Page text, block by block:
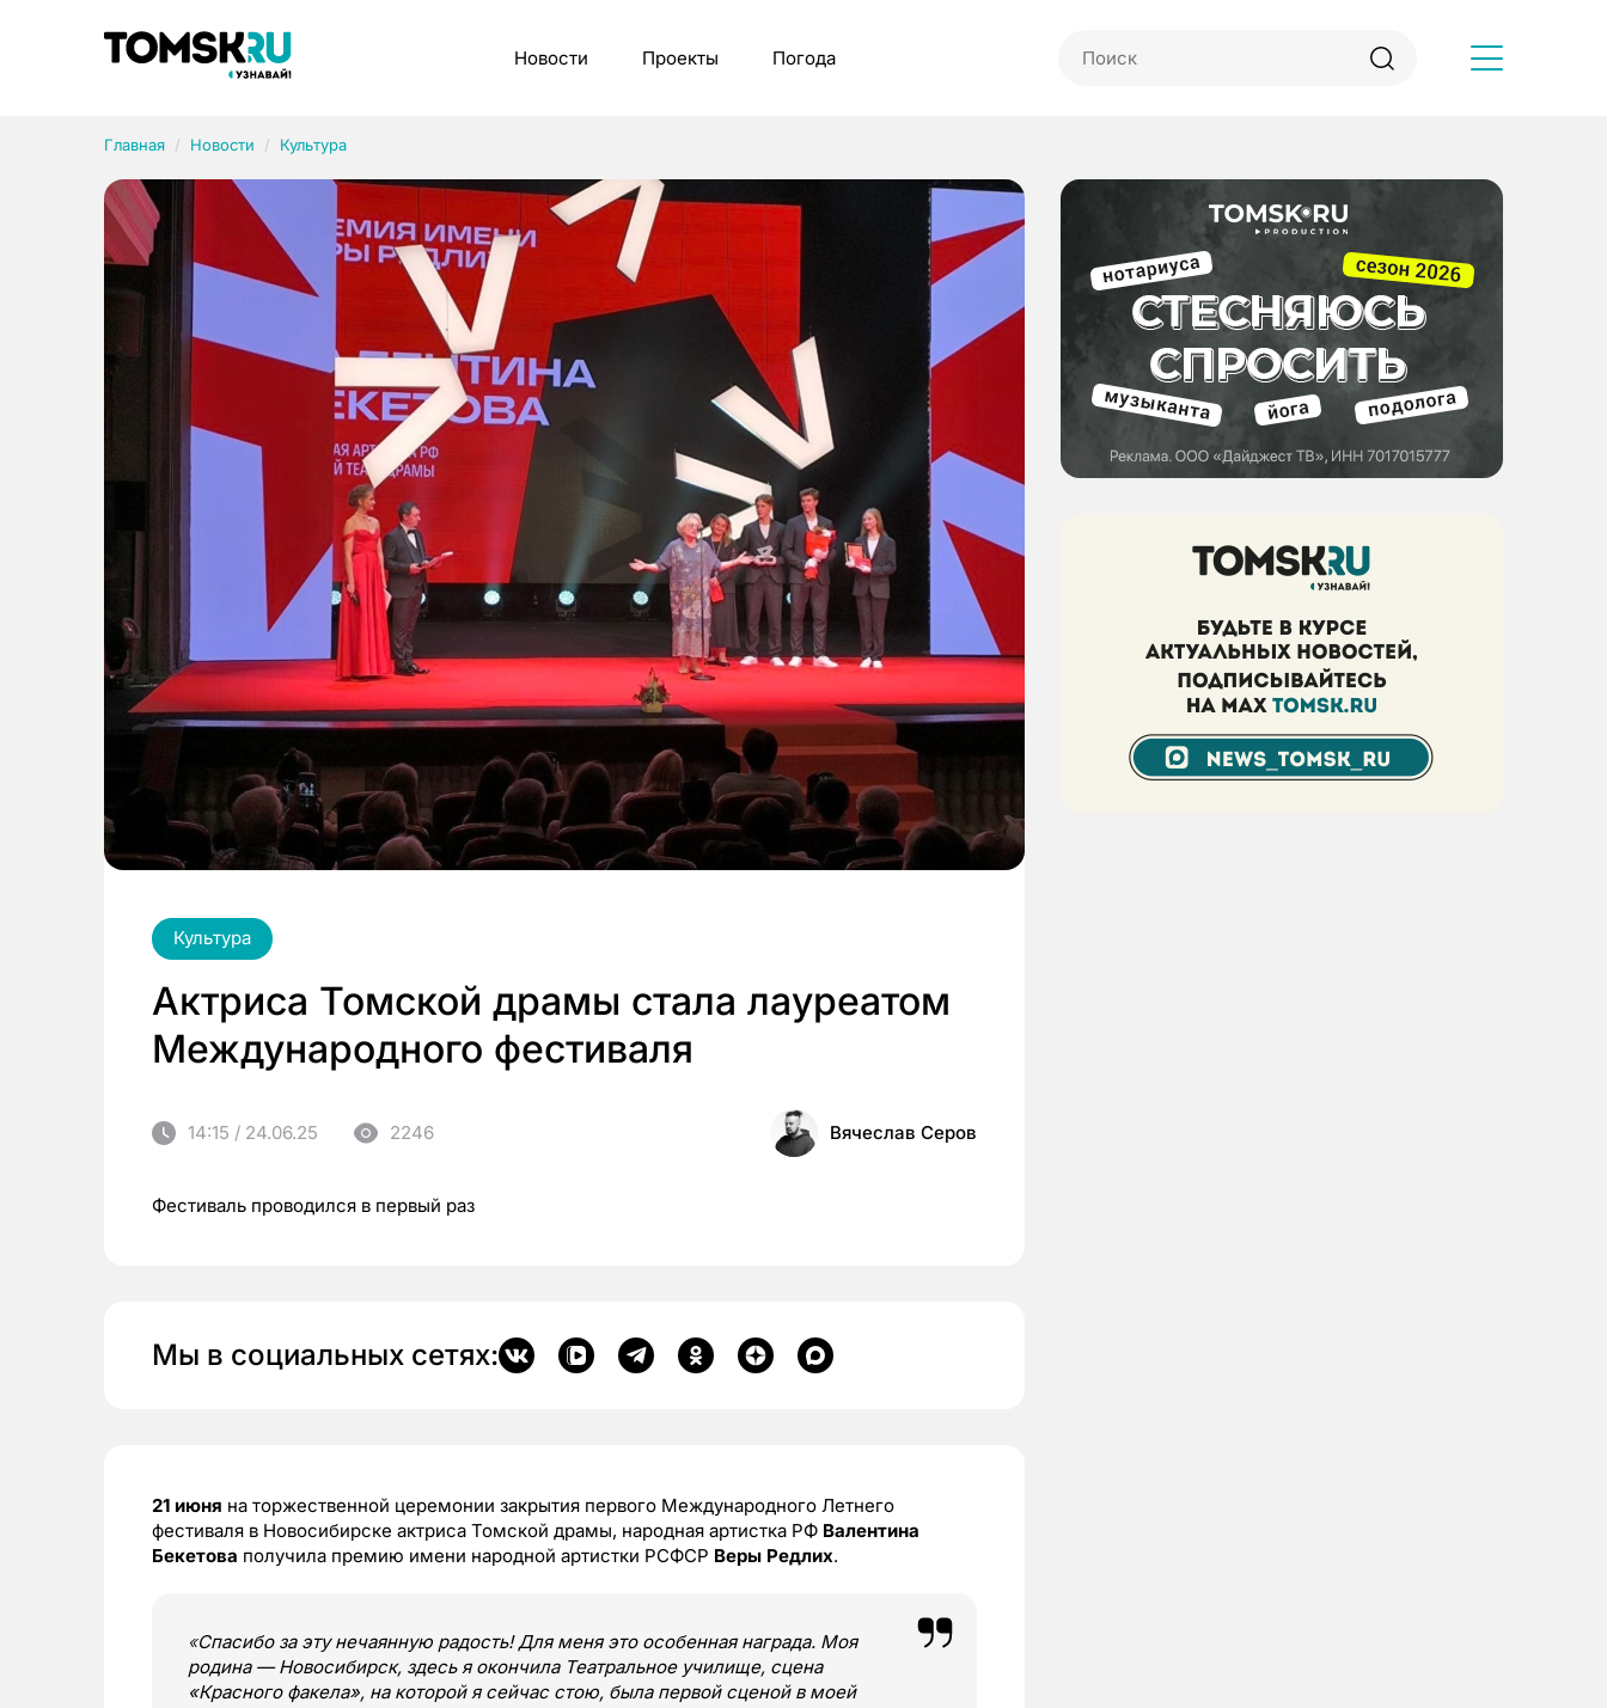
Новости Проекты Погода
Главная Новости Культура
Культура
Актриса Томской драмы стала лауреатом
Международного фестиваля
14:15 / 24.06.25 2246 Вячеслав Серов
Фестиваль проводился в первый раз
Мы в социальных сетях:
21 июня на торжественной церемонии закрытия первого Международного Летнего
фестиваля в Новосибирске актриса Томской драмы, народная артистка РФ Валентина
Бекетова получила премию имени народной артистки РСФСР Веры Редлих.
«Спасибо за эту нечаянную радость! Для меня это особенная награда. Моя
родина — Новосибирск, здесь я окончила Театральное училище, сцена
«Красного факела», на которой я сейчас стою, была первой сценой в моей
Рубрики